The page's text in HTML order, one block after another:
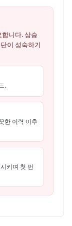
니다. 상승
이 성숙하기
.
한 이력 이후
키며 첫 번